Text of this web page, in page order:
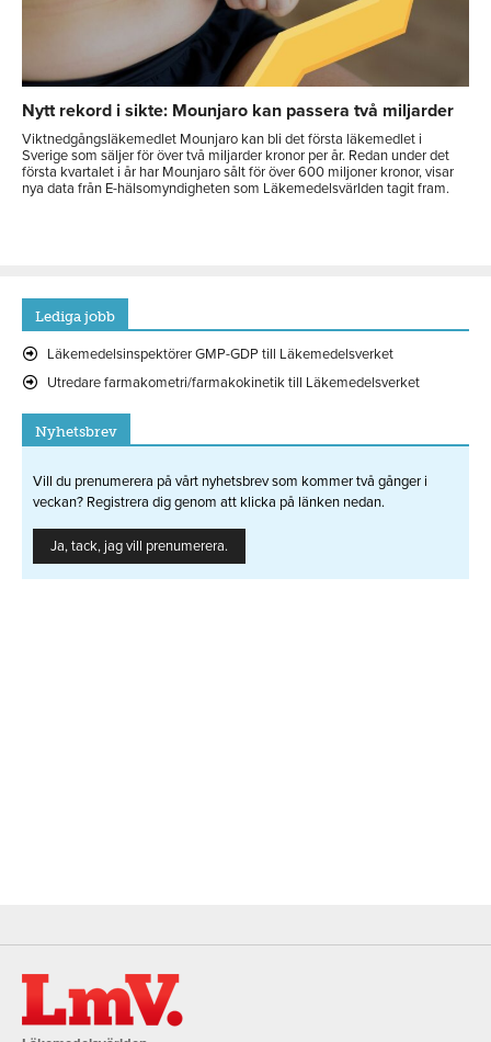
Nytt rekord i sikte: Mounjaro kan passera två miljarder
Viktnedgångsläkemedlet Mounjaro kan bli det första läkemedlet i
Sverige som säljer för över två miljarder kronor per år. Redan under det
första kvartalet i år har Mounjaro sålt för över 600 miljoner kronor, visar
nya data från E-hälsomyndigheten som Läkemedelsvärlden tagit fram.
Lediga jobb
Läkemedelsinspektörer GMP-GDP till Läkemedelsverket
Utredare farmakometri/farmakokinetik till Läkemedelsverket
Nyhetsbrev
Vill du prenumerera på vårt nyhetsbrev som kommer två gånger i
veckan? Registrera dig genom att klicka på länken nedan.
Ja, tack, jag vill prenumerera.